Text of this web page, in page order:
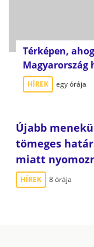
Térképen,
HÍREK egy órája
Újabb
tömeges
miatt
HÍREK 8 órája